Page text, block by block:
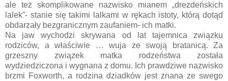
ale też skomplikowane nazwisko mianem „drezdeńskich
lalek”- stanie się takimi lalkami w rękach istoty, którą dotąd
obdarzały bezgranicznym zaufaniem- ich matki.
Na jaw wychodzi skrywana od lat tajemnica związku
rodziców, a właściwie … wuja ze swoją bratanicą. Za
grzeszny związek matka rodzeństwa została
wydziedziczona i wygnana z domu. Ich prawdziwe nazwisko
brzmi Foxworth, a rodzina dziadków jest znana ze swego